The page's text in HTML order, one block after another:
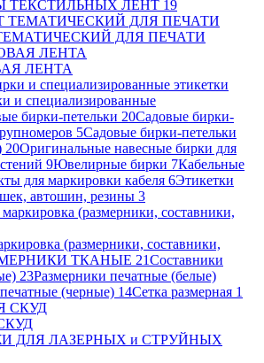
ТЕКСТИЛЬНЫХ ЛЕНТ 19
ДЛЯ ПЕЧАТИ
ЛЕНТА
и специализированные
бирки-петельки 20Садовые бирки-
5Садовые бирки-петельки
20Оригинальные навесные бирки для
9Ювелирные бирки 7Кабельные
для маркировки кабеля 6Этикетки
автошин, резины 3
(размерники, составники,
ТКАНЫЕ 21Составники
23Размерники печатные (белые)
(черные) 14Сетка размерная 1